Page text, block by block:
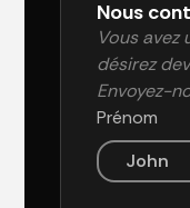
Nous
Vous avez
désirez
Envoyez-
Prénom